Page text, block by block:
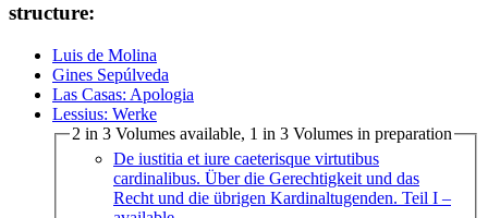
structure:
Luis de Molina
Gines Sepúlveda
Las Casas: Apologia
Lessius: Werke
2 in 3 Volumes available, 1 in 3 Volumes in preparation
De iustitia et iure caeterisque virtutibus
cardinalibus. Über die Gerechtigkeit und das
Recht und die übrigen Kardinaltugenden. Teil I –